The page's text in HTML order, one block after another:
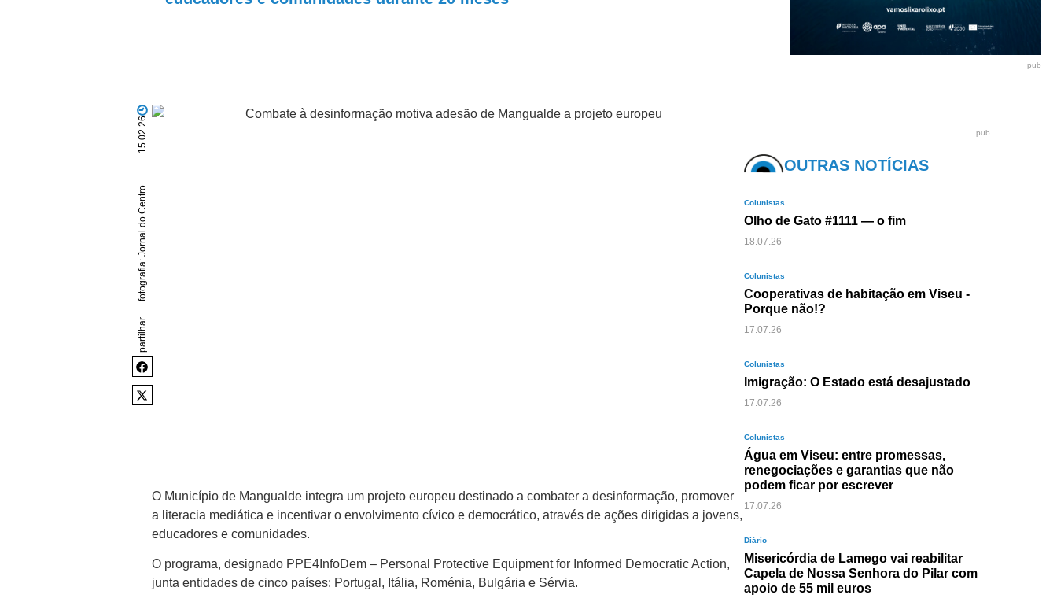
pub
15.02.26
fotografia: Jornal do Centro
partilhar
O Município de Mangualde integra um projeto europeu destinado a combater a desinformação, promover
a literacia mediática e incentivar o envolvimento cívico e democrático, através de ações dirigidas a jovens,
educadores e comunidades.
O programa, designado PPE4InfoDem – Personal Protective Equipment for Informed Democratic Action,
junta entidades de cinco países: Portugal, Itália, Roménia, Bulgária e Sérvia.
pub
OUTRAS NOTÍCIAS
Colunistas
Olho de Gato #1111 — o fim
18.07.26
Colunistas
Cooperativas de habitação em Viseu -
Porque não!?
17.07.26
Colunistas
Imigração: O Estado está desajustado
17.07.26
Colunistas
Água em Viseu: entre promessas,
renegociações e garantias que não
podem ficar por escrever
17.07.26
Diário
Misericórdia de Lamego vai reabilitar
Capela de Nossa Senhora do Pilar com
apoio de 55 mil euros